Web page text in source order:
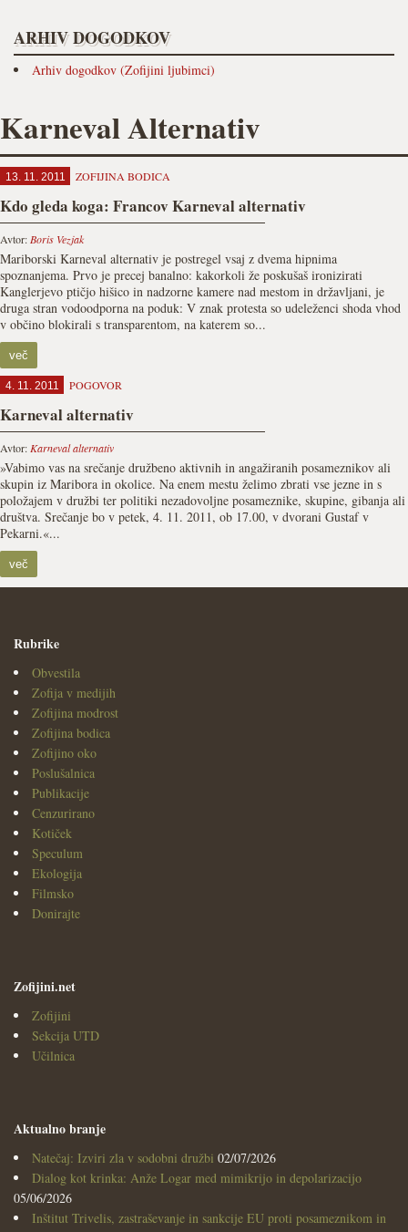
ARHIV DOGODKOV
Arhiv dogodkov (Zofijini ljubimci)
Karneval Alternativ
13. 11. 2011 ZOFIJINA BODICA
Kdo gleda koga: Francov Karneval alternativ
Avtor: Boris Vezjak
Mariborski Karneval alternativ je postregel vsaj z dvema hipnima
spoznanjema. Prvo je precej banalno: kakorkoli že poskušaš ironizirati
Kanglerjevo ptičjo hišico in nadzorne kamere nad mestom in državljani, je
druga stran vodoodporna na poduk: V znak protesta so udeleženci shoda vhod
v občino blokirali s transparentom, na katerem so...
več
4. 11. 2011 POGOVOR
Karneval alternativ
Avtor: Karneval alternativ
»Vabimo vas na srečanje družbeno aktivnih in angažiranih posameznikov ali
skupin iz Maribora in okolice. Na enem mestu želimo zbrati vse jezne in s
položajem v družbi ter politiki nezadovoljne posameznike, skupine, gibanja ali
društva. Srečanje bo v petek, 4. 11. 2011, ob 17.00, v dvorani Gustaf v
Pekarni.«...
več
Rubrike
Obvestila
Zofija v medijih
Zofijina modrost
Zofijina bodica
Zofijino oko
Poslušalnica
Publikacije
Cenzurirano
Kotiček
Speculum
Ekologija
Filmsko
Donirajte
Zofijini.net
Zofijini
Sekcija UTD
Učilnica
Aktualno branje
Natečaj: Izviri zla v sodobni družbi 02/07/2026
Dialog kot krinka: Anže Logar med mimikrijo in depolarizacijo
05/06/2026
Inštitut Trivelis, zastraševanje in sankcije EU proti posameznikom in